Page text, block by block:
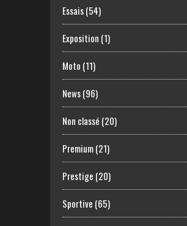
Essais(54)
Exposition (1)
Moto (11)
News(96)
Non classé (20)
Premium(21)
Prestige (20)
Sportive (65)